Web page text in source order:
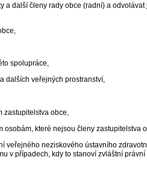
a další členy rady obce (radní) a
spolupráce,
dalších veřejných prostranství,
obce,
které nejsou členy zastupitelstva
veřejného neziskového ústavního
v případech, kdy to stanoví zvláštní právní